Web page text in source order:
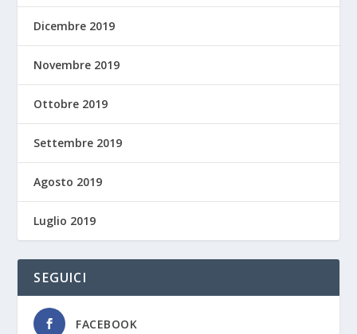
Dicembre 2019
Novembre 2019
Ottobre 2019
Settembre 2019
Agosto 2019
Luglio 2019
SEGUICI
FACEBOOK